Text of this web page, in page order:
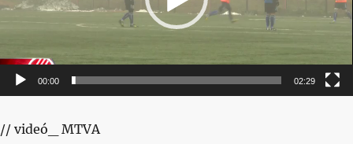
00:00 02:29
// videó_ MTVA